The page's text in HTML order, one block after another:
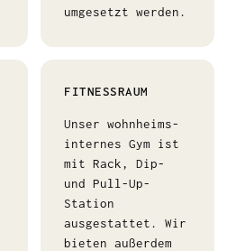
umgesetzt werden.
FITNESSRAUM
Unser wohnheims-
internes Gym ist
mit Rack, Dip-
und Pull-Up-
Station
ausgestattet. Wir
bieten außerdem